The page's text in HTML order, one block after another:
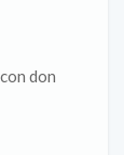
don